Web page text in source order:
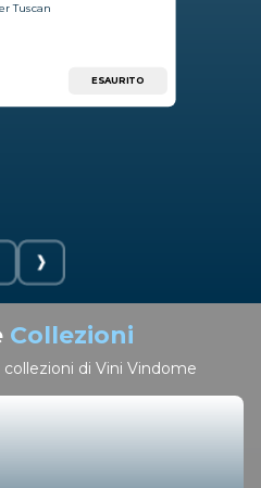
Tuscan
ESAURITO
Collezioni
collezioni di Vini Vindome